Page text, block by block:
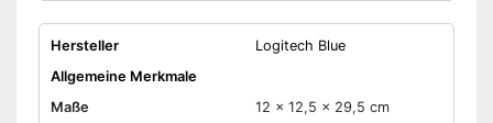
Hersteller
Logitech Blue
Allgemeine Merkmale
Maße
12 x 12,5 x 29,5 cm